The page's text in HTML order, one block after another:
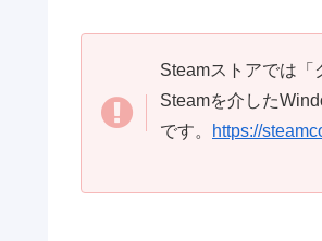
Steamストアでは「
Steamを介した
です。
https://